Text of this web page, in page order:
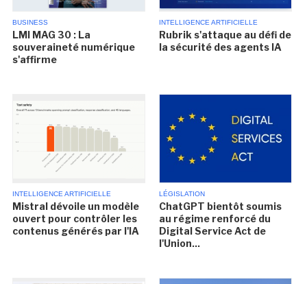
BUSINESS
LMI MAG 30 : La
souveraineté numérique
s'affirme
INTELLIGENCE ARTIFICIELLE
Rubrik s'attaque au défi de
la sécurité des agents IA
INTELLIGENCE ARTIFICIELLE
Mistral dévoile un modèle
ouvert pour contrôler les
contenus générés par l'IA
LÉGISLATION
ChatGPT bientôt soumis
au régime renforcé du
Digital Service Act de
l'Union...